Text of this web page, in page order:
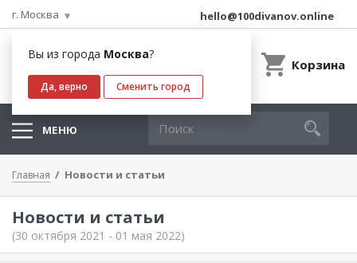
г. Москва
Вы из города Москва?
Да, верно Сменить город
hello@100divanov.online
Корзина
МЕНЮ
Главная Новости и статьи
Новости и статьи
(30 октября 2021 - 01 мая 2022)